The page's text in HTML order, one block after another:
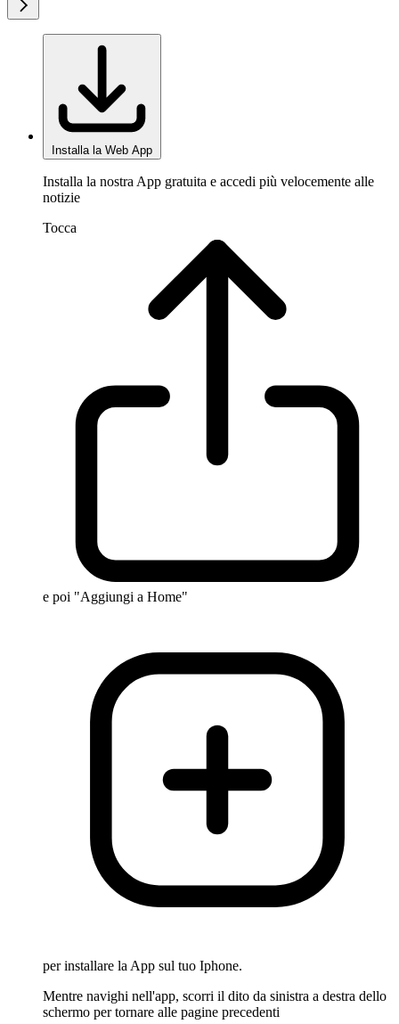
Installa la Web App
Installa la nostra App gratuita e accedi più velocemente alle
notizie
Tocca
e poi "Aggiungi a Home"
per installare la App sul tuo Iphone.
Mentre navighi nell'app, scorri il dito da sinistra a destra dello
schermo per tornare alle pagine precedenti